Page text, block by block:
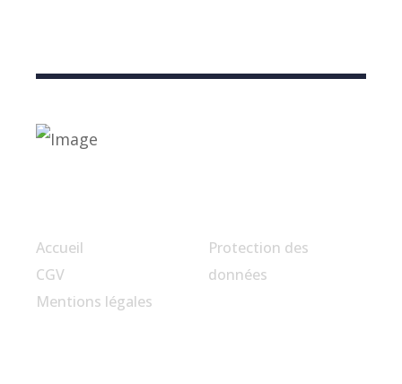
Accueil
CGV
Mentions légales
Protection des
données